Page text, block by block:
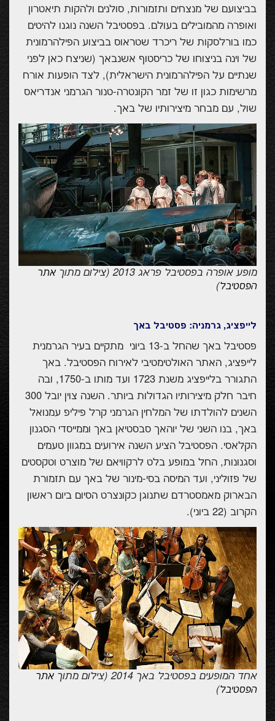
בביצועם של מנצחים ותזמורות, סולנים ולהקות תיאטרון
ואופרה מהמובילים בעולם. בפסטיבל השנה נוגנו להיטים
כמו בורלסקות של ריכרד שטראוס בביצוע הפילהרמונית
של וינה בניצוחו של כריסטוף אשנבאך (שניצח כאן לפני
שנתיים על הפילהרמונית הישראלית), לצד הופעות אורח
מרשימות כגון זו של זמר הקונטרה-טנור הגרמני אנדריאס
שול, עם מבחר מיצירותיו של באך.
מופע אופרה בפסטיבל פראג 2013 (צילום מתוך
אתר
הפסטיבל)
לייפציג, גרמניה: פסטיבל באך
פסטיבל באך שהחל ב-13 ביוני
מתקיים בעיר הגרמנית
לייפציג, האתר האולטימטיבי לאירוח הפסטיבל. באך
התגורר בלייפציג משנת 1723 ועד מותו ב-1750, ובה
חיבר חלק מיצירותיו הגדולות ביותר. השנה צוין יובל 300
השנים להולדתו של המלחין הגרמני קרל פיליפ עמנואל
באך, בנו השני של יוהאך סבסטיאן באך וממייסדי הסגנון
הקלאסי. הפסטיבל הציע השנה אירועים במגוון טעמים
וסגנונות, החל במופע בלט לרקוויאם של מוצרט וטקסטים
של פזוליני, ועד המיסה בסי-מינור של באך עם תזמורת
הבארוק מאמסטרדם שתנוגן כקונצרט הסיום ביום ראשון
הקרוב (22 ביוני).
אחד המופעים בפסטיבל באך 2014 (צילום מתוך
אתר
הפסטיבל)